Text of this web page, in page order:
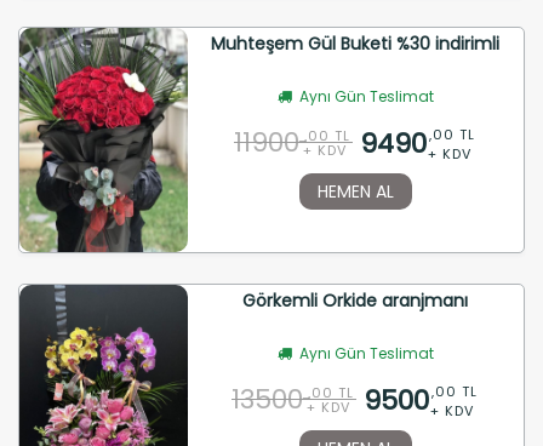
Muhteşem Gül Buketi %30 indirimli
Aynı Gün Teslimat
11900 ,00 TL
+ KDV 9490,00 TL
+ KDV
HEMEN AL
Görkemli Orkide aranjmanı
Aynı Gün Teslimat
13500 ,00 TL
+ KDV 9500,00 TL
+ KDV